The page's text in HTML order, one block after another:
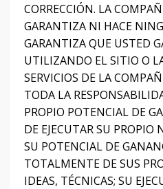
CORRECCIÓN. LA
GARANTIZA NI HACE
GARANTIZA QUE USTED
UTILIZANDO EL SITIO O
SERVICIOS DE LA
TODA LA
PROPIO POTENCIAL DE
DE EJECUTAR SU PROPIO
SU POTENCIAL DE
TOTALMENTE DE SUS
IDEAS, TÉCNICAS; SU